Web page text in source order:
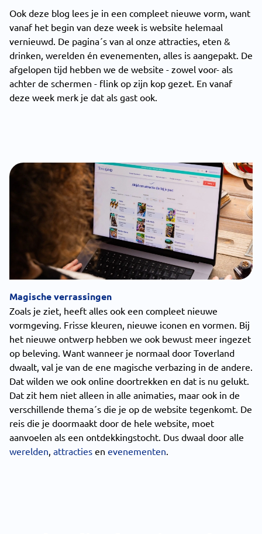
Ook deze blog lees je in een compleet nieuwe vorm, want
vanaf het begin van deze week is website helemaal
vernieuwd. De pagina´s van al onze attracties, eten &
drinken, werelden én evenementen, alles is aangepakt. De
afgelopen tijd hebben we de website - zowel voor- als
achter de schermen - flink op zijn kop gezet. En vanaf
deze week merk je dat als gast ook.
Magische verrassingen
Zoals je ziet, heeft alles ook een compleet nieuwe
vormgeving. Frisse kleuren, nieuwe iconen en vormen. Bij
het nieuwe ontwerp hebben we ook bewust meer ingezet
op beleving. Want wanneer je normaal door Toverland
dwaalt, val je van de ene magische verbazing in de andere.
Dat wilden we ook online doortrekken en dat is nu gelukt.
Dat zit hem niet alleen in alle animaties, maar ook in de
verschillende thema´s die je op de website tegenkomt. De
reis die je doormaakt door de hele website, moet
aanvoelen als een ontdekkingstocht. Dus dwaal door alle
werelden, attracties en evenementen.